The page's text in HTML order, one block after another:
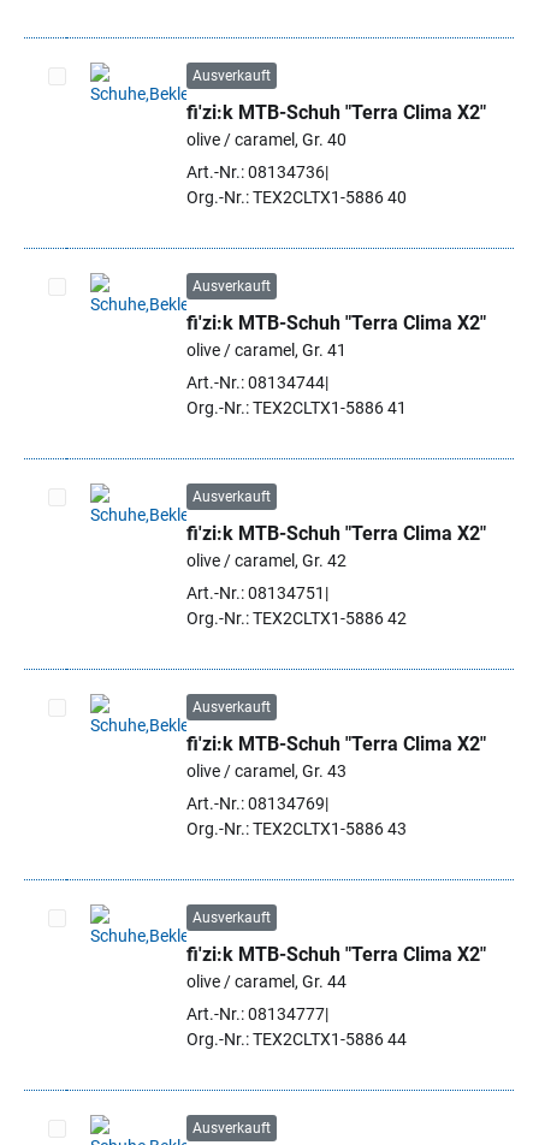
Artikel auswählen
Ausverkauft
fi'zi:k MTB-Schuh "Terra Clima X2"
olive / caramel, Gr. 40
Art.-Nr.: 08134736
Org.-Nr.: TEX2CLTX1-5886 40
Artikel auswählen
Ausverkauft
fi'zi:k MTB-Schuh "Terra Clima X2"
olive / caramel, Gr. 41
Art.-Nr.: 08134744
Org.-Nr.: TEX2CLTX1-5886 41
Artikel auswählen
Ausverkauft
fi'zi:k MTB-Schuh "Terra Clima X2"
olive / caramel, Gr. 42
Art.-Nr.: 08134751
Org.-Nr.: TEX2CLTX1-5886 42
Artikel auswählen
Ausverkauft
fi'zi:k MTB-Schuh "Terra Clima X2"
olive / caramel, Gr. 43
Art.-Nr.: 08134769
Org.-Nr.: TEX2CLTX1-5886 43
Artikel auswählen
Ausverkauft
fi'zi:k MTB-Schuh "Terra Clima X2"
olive / caramel, Gr. 44
Art.-Nr.: 08134777
Org.-Nr.: TEX2CLTX1-5886 44
Ausverkauft